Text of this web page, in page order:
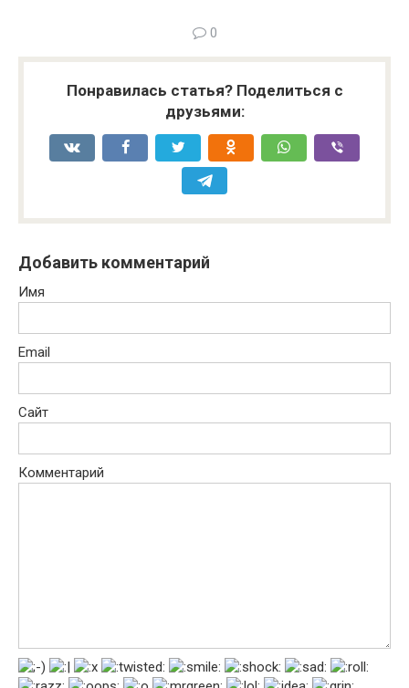
0
Понравилась статья? Поделиться с
друзьями:
Добавить комментарий
Имя
Email
Сайт
Комментарий